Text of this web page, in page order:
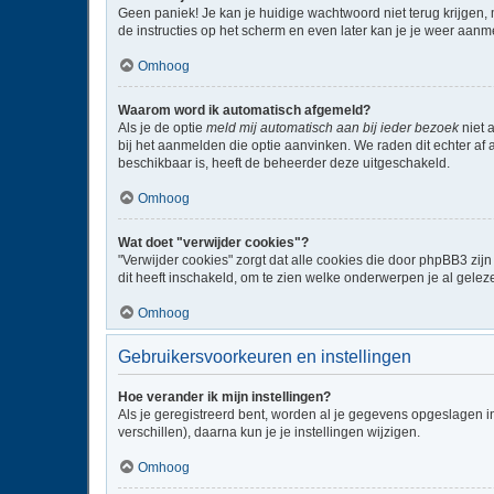
Geen paniek! Je kan je huidige wachtwoord niet terug
de instructies op het scherm en even later kan je je weer
Omhoog
Waarom word ik automatisch afgemeld?
Als je de optie meld mij automatisch aan bij ieder bezoekniet
bij het aanmelden die optie aanvinken. We raden dit echter
beschikbaar is, heeft de beheerder deze uitgeschakeld.
Omhoog
Wat doet "verwijder cookies"?
"Verwijder cookies" zorgt dat alle cookies die door phpBB3
dit heeft inschakeld, om te zien welke onderwerpen je al
Omhoog
Gebruikersvoorkeuren en instellingen
Hoe verander ik mijn instellingen?
Als je geregistreerd bent, worden al je gegevens opgeslagen
verschillen), daarna kun je je instellingen wijzigen.
Omhoog